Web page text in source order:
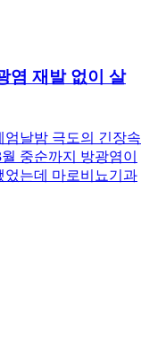
염 재발 없이 살
날밤 극도의 긴장속
중순까지 방광염이
었는데 마로비뇨기과